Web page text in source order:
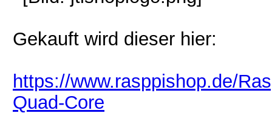
Gekauft wird dieser hier:
https://www.rasppishop.de/
Quad-Core